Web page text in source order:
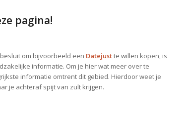
pagina!
om bijvoorbeeld een Datejustte willen kopen, is
informatie. Om je hier wat meer over te
informatie omtrent dit gebied. Hierdoor weet je
je achteraf spijt van zult krijgen.